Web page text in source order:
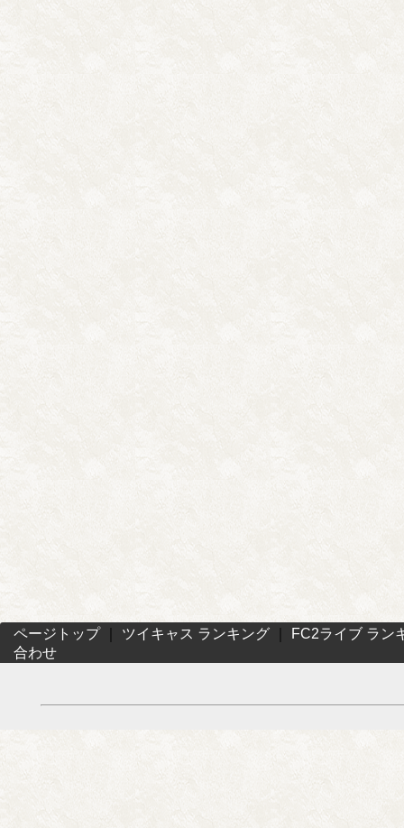
ページトップ｜ ツイキャス ランキング
FC2ライブ ラン
合わせ